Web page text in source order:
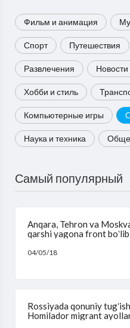
Фильм и анимация
Спорт Путешествия
Развлечения Новости
Хобби и стиль
Компьютерные игры
Наука и техника
Самый популярный
Anqara, Tehron va
qarshi yagona front
04/05/18
Rossiyada qonuniy
Homilador migrant